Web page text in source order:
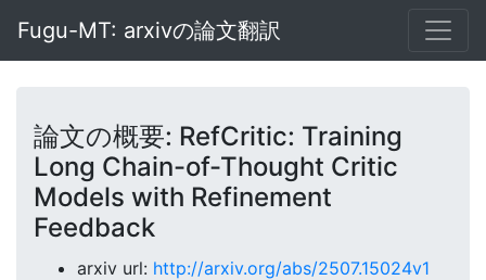
Fugu-MT: arxivの論文翻訳
論文の概要: RefCritic: Training
Long Chain-of-Thought Critic
Models with Refinement
Feedback
arxiv url: http://arxiv.org/abs/2507.15024v1